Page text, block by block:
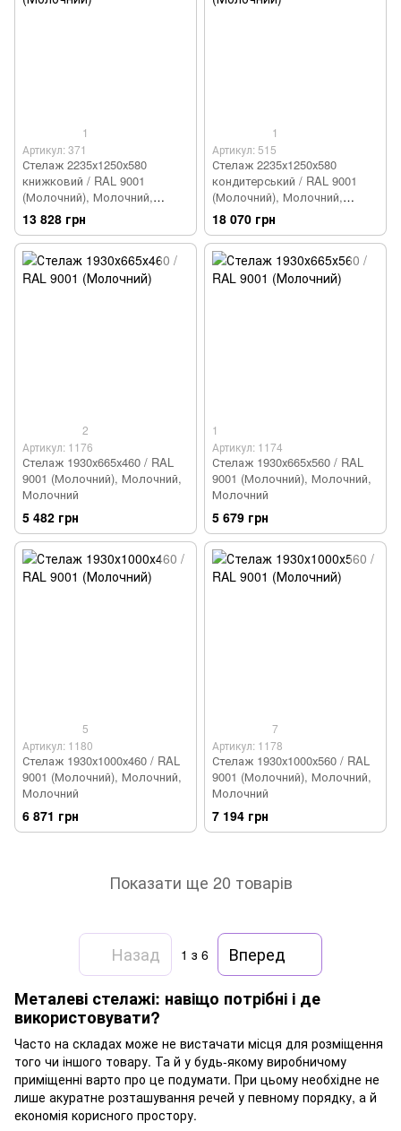
1
Артикул: 371
Стелаж 2235х1250х580
книжковий / RAL 9001
(Молочний), Молочний,
Молочний
13 828 грн
1
Артикул: 515
Стелаж 2235х1250х580
кондитерський / RAL 9001
(Молочний), Молочний,
Молочний
18 070 грн
2
Артикул: 1176
Стелаж 1930х665х460 / RAL
9001 (Молочний), Молочний,
Молочний
5 482 грн
1
Артикул: 1174
Стелаж 1930х665х560 / RAL
9001 (Молочний), Молочний,
Молочний
5 679 грн
5
Артикул: 1180
Стелаж 1930х1000х460 / RAL
9001 (Молочний), Молочний,
Молочний
6 871 грн
7
Артикул: 1178
Стелаж 1930х1000х560 / RAL
9001 (Молочний), Молочний,
Молочний
7 194 грн
Показати ще 20 товарів
Назад 1 з 6
Вперед
Металеві стелажі: навіщо потрібні і де
використовувати?
Часто на складах може не вистачати місця для розміщення
того чи іншого товару. Та й у будь-якому виробничому
приміщенні варто про це подумати. При цьому необхідне не
лише акуратне розташування речей у певному порядку, а й
економія корисного простору.